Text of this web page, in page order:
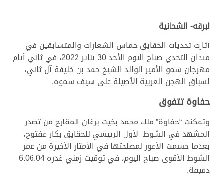
لبرقه- الشحانية
أثارت تحديات الحقايق حماس الشعارات والمتسابقين في
ميدان التحدي صباح اليوم الأحد 30 يناير 2022، في ثاني أيام
مهرجان سمو الأمير الوالد الشيخ حمد بن خليفة آل ثاني،
لسباق الهجن العربية الأصيلة على سيف سموه.
حفاوة تتفوق
وتمكنت “حفاوة” ملك محمد بخيت برقان المقارح من تصدر
المشهد في الشوط الأول الرئيسي للحقايق بكار مفتوح،
بعدما حسمت الأمور لمصلحتها في الأمتار الأخيرة من عمر
الشوط الأقوى صباح اليوم، في توقيت زمني قدره 6.06.04
دقيقة.